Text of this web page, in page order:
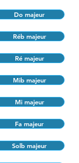
Do majeur
Réb majeur
Ré majeur
Mib majeur
Mi majeur
Fa majeur
Solb majeur